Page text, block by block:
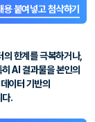
붙여넣고 첨삭하기
한계를 극복하거나,
AI 결과물을 본인의
이터 기반의
다.